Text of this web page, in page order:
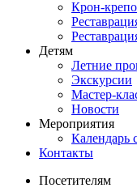
Крон-
Детям
Летние
Экскурсии
Мастер-
Новости
Мероприятия
Календарь
Контакты
Посетителям